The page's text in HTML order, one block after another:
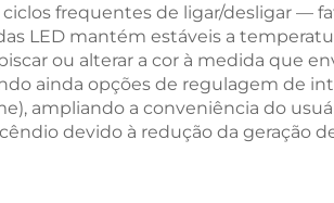
frequentes de ligar/desligar —
LED mantém estáveis a
ou alterar a cor à medida que
ainda opções de regulagem de
ampliando a conveniência do
devido à redução da geração